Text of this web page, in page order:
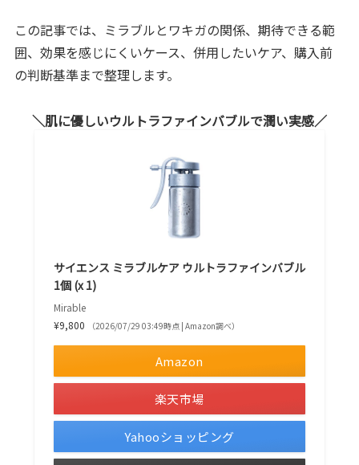
この記事では、ミラブルとワキガの関係、期待できる範
囲、効果を感じにくいケース、併用したいケア、購入前
の判断基準まで整理します。
肌に優しいウルトラファインバブルで潤い実感
サイエンス ミラブルケア ウルトラファインバブル
1個 (x 1)
Mirable
¥9,800
（2026/07/29 03:49時点 | Amazon調べ）
Amazon
楽天市場
Yahooショッピング